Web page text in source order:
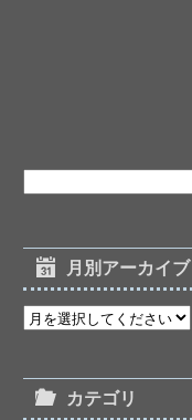
月別アーカイブ
カテゴリ